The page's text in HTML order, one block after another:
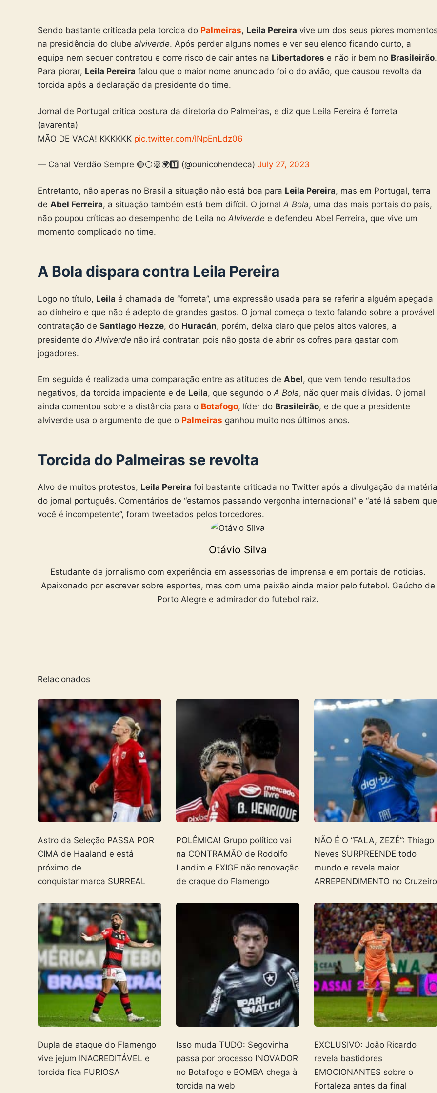
Sendo bastante criticada pela torcida do Palmeiras, Leila Pereira vive um dos seus piores
na presidência do clube alviverde. Após perder alguns nomes e ver seu elenco ficando curto, a
equipe nem sequer contratou e corre risco de cair antes na Libertadores e não ir bem no Brasileirão.
Para piorar, Leila Pereira falou que o maior nome anunciado foi o do avião, que causou revolta da
torcida após a declaração da presidente do time.
Jornal de Portugal critica postura da diretoria do Palmeiras, e diz que Leila Pereira é forreta
(avarenta)
MÃO DE VACA! KKKKKK pic.twitter.com/lNpEnLdz06
— Canal Verdão Sempre 🟢⚪🐷🌍1️⃣ (@ounicohendeca) July 27, 2023
Entretanto, não apenas no Brasil a situação não está boa para Leila Pereira, mas em Portugal, terra
de Abel Ferreira, a situação também está bem difícil. O jornal A Bola, uma das mais portais do país,
não poupou críticas ao desempenho de Leila no Alviverde e defendeu Abel Ferreira, que vive um
momento complicado no time.
A Bola dispara contra Leila Pereira
Logo no título, Leila é chamada de “forreta”, uma expressão usada para se referir a alguém apegada
ao dinheiro e que não é adepto de grandes gastos. O jornal começa o texto falando sobre a provável
contratação de Santiago Hezze, do Huracán, porém, deixa claro que pelos altos valores, a
presidente do Alviverde não irá contratar, pois não gosta de abrir os cofres para gastar com
jogadores.
Em seguida é realizada uma comparação entre as atitudes de Abel, que vem tendo resultados
negativos, da torcida impaciente e de Leila, que segundo o A Bola, não quer mais dívidas. O jornal
ainda comentou sobre a distância para o Botafogo, líder do Brasileirão, e de que a presidente
alviverde usa o argumento de que o Palmeiras ganhou muito nos últimos anos.
Torcida do Palmeiras se revolta
Alvo de muitos protestos, Leila Pereira foi bastante criticada no Twitter após a divulgação da matéria
do jornal português. Comentários de “estamos passando vergonha internacional” e “até lá sabem que
você é incompetente”, foram tweetados pelos torcedores.
Otávio Silva
Estudante de jornalismo com experiência em assessorias de imprensa e em portais de noticias.
Apaixonado por escrever sobre esportes, mas com uma paixão ainda maior pelo futebol. Gaúcho de
Porto Alegre e admirador do futebol raiz.
Relacionados
Astro da Seleção PASSA POR
CIMA de Haaland e está
próximo de
conquistar marca SURREAL
POLÊMICA! Grupo político vai
na CONTRAMÃO de Rodolfo
Landim e EXIGE não renovação
de craque do Flamengo
NÃO É O “FALA, ZEZÉ”: Thiago
Neves SURPREENDE todo
mundo e revela maior
ARREPENDIMENTO no Cruzeiro
Dupla de ataque do Flamengo
vive jejum INACREDITÁVEL e
torcida fica FURIOSA
Isso muda TUDO: Segovinha
passa por processo INOVADOR
no Botafogo e BOMBA chega à
torcida na web
EXCLUSIVO: João Ricardo
revela bastidores
EMOCIONANTES sobre o
Fortaleza antes da final